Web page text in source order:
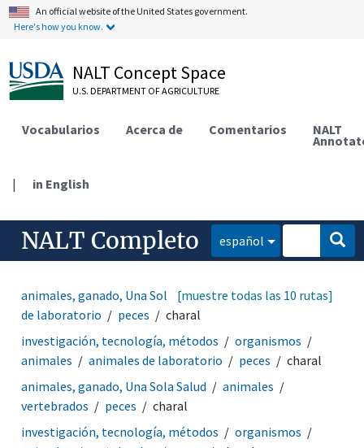
An official website of the United States government.
Here's how you know.
NALT Concept Space
U.S. DEPARTMENT OF AGRICULTURE
Vocabularios Acerca de Comentarios NALT
| in English
NALT Completo español
animales, ganado, Una Sola Salud animales
animales
de laboratorio
peces charal
[muestre todas las 10 rutas]
investigación, tecnología, métodos
organismos
animales
animales de laboratorio peces
charal
animales, ganado, Una Sola Salud
animales
vertebrados
peces
charal
investigación, tecnología, métodos
organismos